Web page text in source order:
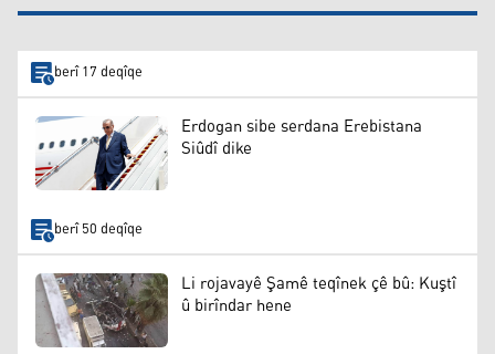
berî 17 deqîqe
Erdogan sibe serdana Erebistana
Siûdî dike
berî 50 deqîqe
Li rojavayê Şamê teqînek çê bû: Kuştî
û birîndar hene